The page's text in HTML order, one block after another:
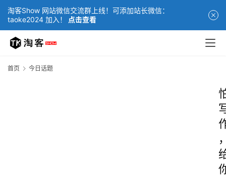
淘客Show 网站微信交流群上线！可添加站长微信：
taoke2024 加入！
点击查看
首页 今日话题